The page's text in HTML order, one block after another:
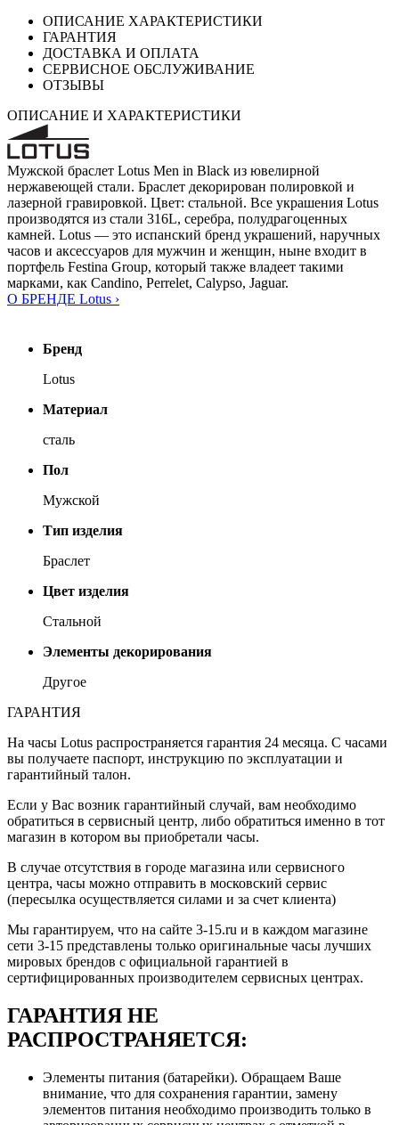
ОПИСАНИЕ ХАРАКТЕРИСТИКИ
ГАРАНТИЯ
ДОСТАВКА И ОПЛАТА
СЕРВИСНОЕ ОБСЛУЖИВАНИЕ
ОТЗЫВЫ
ОПИСАНИЕ И ХАРАКТЕРИСТИКИ
Мужской браслет Lotus Men in Black из ювелирной
нержавеющей стали. Браслет декорирован полировкой и
лазерной гравировкой. Цвет: стальной. Все украшения Lotus
производятся из стали 316L, серебра, полудрагоценных
камней. Lotus — это испанский бренд украшений, наручных
часов и аксессуаров для мужчин и женщин, ныне входит в
портфель Festina Group, который также владеет такими
марками, как Candino, Perrelet, Calypso, Jaguar.
О БРЕНДЕ Lotus ›
Бренд
Lotus
Материал
сталь
Пол
Мужской
Тип изделия
Браслет
Цвет изделия
Стальной
Элементы декорирования
Другое
ГАРАНТИЯ
На часы Lotus распространяется гарантия 24 месяца. С часами
вы получаете паспорт, инструкцию по эксплуатации и
гарантийный талон.
Если у Вас возник гарантийный случай, вам необходимо
обратиться в сервисный центр, либо обратиться именно в тот
магазин в котором вы приобретали часы.
В случае отсутствия в городе магазина или сервисного
центра, часы можно отправить в московский сервис
(пересылка осуществляется силами и за счет клиента)
Мы гарантируем, что на сайте 3-15.ru и в каждом магазине
сети 3-15 представлены только оригинальные часы лучших
мировых брендов с официальной гарантией в
сертифицированных производителем сервисных центрах.
ГАРАНТИЯ НЕ
РАСПРОСТРАНЯЕТСЯ:
Элементы питания (батарейки). Обращаем Ваше
внимание, что для сохранения гарантии, замену
элементов питания необходимо производить только в